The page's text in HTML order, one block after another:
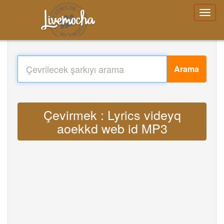
Arama
Çevirmek : Lyrics videyq
aoekkd web id MP3